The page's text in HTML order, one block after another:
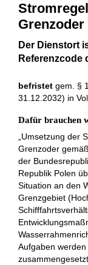
Grenzoder
Der Dienstort
Referenzcode
befristet gem. §
31.12.2032) in
Dafür brauchen
„Umsetzung der
Grenzoder
der
Republik Polen
Situation an den
Grenzgebiet
Aufgaben